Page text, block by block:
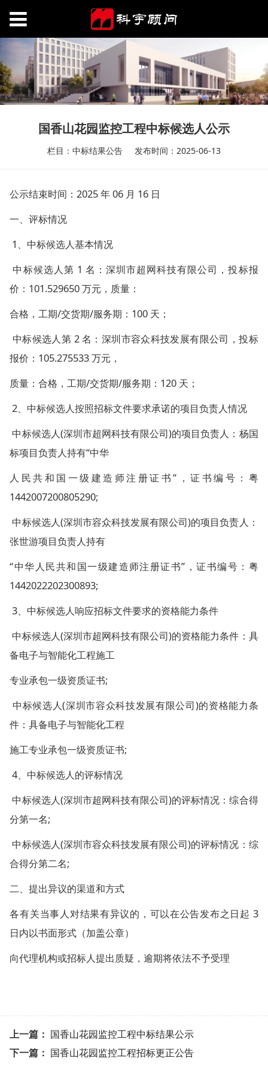
国香山花园监控工程中标候选人公示
栏目：中标结果公告 发布时间：2025-06-13
公示结束时间：2025 年 06 月 16 日
一、评标情况
1、中标候选人基本情况
中标候选人第 1 名：深圳市超网科技有限公司，投标报
价：101.529650 万元，质量：
合格，工期/交货期/服务期：100 天；
中标候选人第 2 名：深圳市容众科技发展有限公司，投标
报价：105.275533 万元，
质量：合格，工期/交货期/服务期：120 天；
2、中标候选人按照招标文件要求承诺的项目负责人情况
中标候选人(深圳市超网科技有限公司)的项目负责人：杨国
标项目负责人持有“中华
人民共和国一级建造师注册证书”，证书编号：粤
1442007200805290;
中标候选人(深圳市容众科技发展有限公司)的项目负责人：
张世游项目负责人持有
“中华人民共和国一级建造师注册证书”，证书编号：粤
1442022202300893;
3、中标候选人响应招标文件要求的资格能力条件
中标候选人(深圳市超网科技有限公司)的资格能力条件：具
备电子与智能化工程施工
专业承包一级资质证书;
中标候选人(深圳市容众科技发展有限公司)的资格能力条
件：具备电子与智能化工程
施工专业承包一级资质证书;
4、中标候选人的评标情况
中标候选人(深圳市超网科技有限公司)的评标情况：综合得
分第一名;
中标候选人(深圳市容众科技发展有限公司)的评标情况：综
合得分第二名;
二、提出异议的渠道和方式
各有关当事人对结果有异议的，可以在公告发布之日起 3
日内以书面形式（加盖公章）
向代理机构或招标人提出质疑，逾期将依法不予受理
上一篇： 国香山花园监控工程中标结果公示
下一篇： 国香山花园监控工程招标更正公告